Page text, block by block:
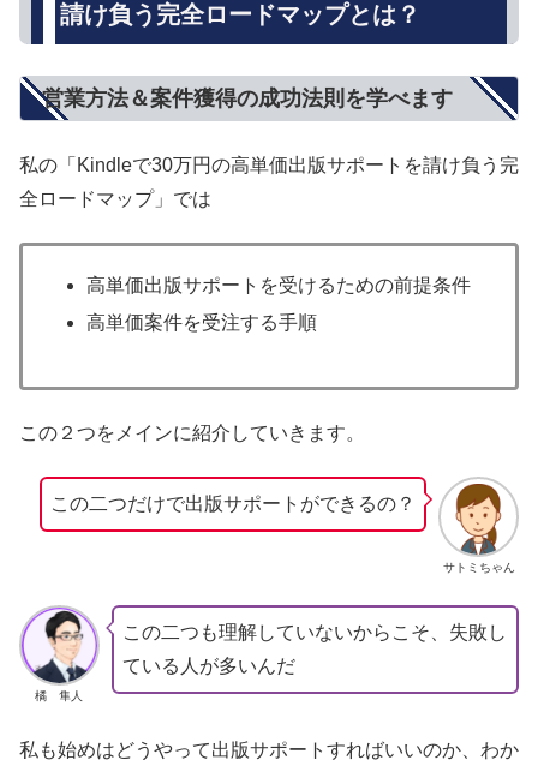
請け負う完全ロードマップとは？
営業方法＆案件獲得の成功法則を学べます
私の「Kindleで30万円の高単価出版サポートを請け負う完
全ロードマップ」では
高単価出版サポートを受けるための前提条件
高単価案件を受注する手順
この２つをメインに紹介していきます。
サトミちゃん
この二つだけで出版サポートができるの？
橘 隼人
この二つも理解していないからこそ、失敗し
ている人が多いんだ
私も始めはどうやって出版サポートすればいいのか、わか